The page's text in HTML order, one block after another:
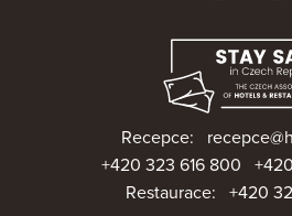
Recepce:
+420 323 616 800
Restaurace: +420